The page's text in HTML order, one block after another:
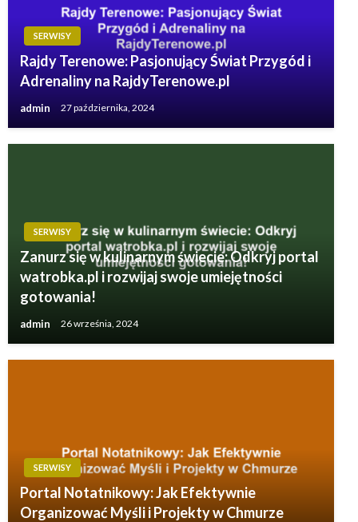
SERWISY
Rajdy Terenowe: Pasjonujący Świat Przygód i
Adrenaliny na RajdyTerenowe.pl
admin 27 października, 2024
SERWISY
Zanurz się w kulinarnym świecie: Odkryj portal
watrobka.pl i rozwijaj swoje umiejętności
gotowania!
admin 26 września, 2024
SERWISY
Portal Notatnikowy: Jak Efektywnie
Organizować Myśli i Projekty w Chmurze